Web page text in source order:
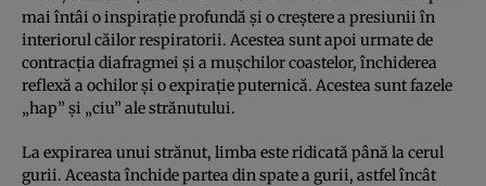
mai întâi o inspirație profundă și o creștere a presiunii în
interiorul căilor respiratorii. Acestea sunt apoi urmate de
contracția diafragmei și a mușchilor coastelor, închiderea
reflexă a ochilor și o expirație puternică. Acestea sunt fazele
„hap” și „ciu” ale strănutului.
La expirarea unui strănut, limba este ridicată până la cerul
gurii. Aceasta închide partea din spate a gurii, astfel încât